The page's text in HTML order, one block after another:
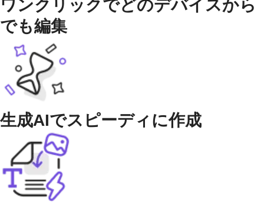
ワンクリックでどのデバイスから
でも編集
生成AIでスピーディに作成